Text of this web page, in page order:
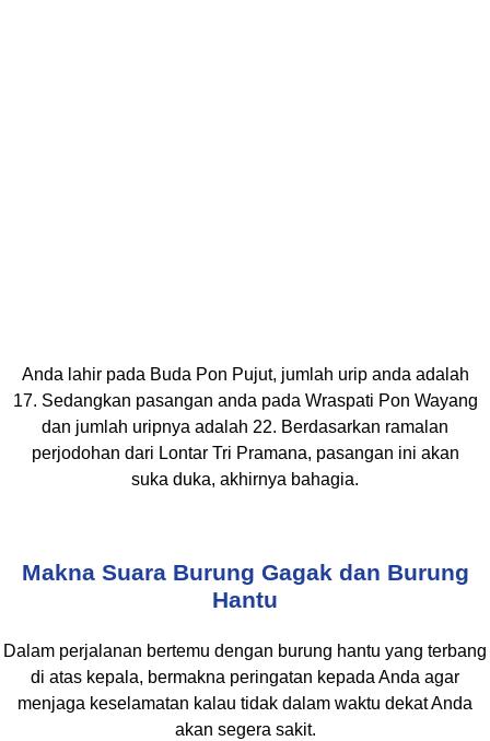
Anda lahir pada Buda Pon Pujut, jumlah urip anda adalah
17. Sedangkan pasangan anda pada Wraspati Pon Wayang
dan jumlah uripnya adalah 22. Berdasarkan ramalan
perjodohan dari Lontar Tri Pramana, pasangan ini akan
suka duka, akhirnya bahagia.
Makna Suara Burung Gagak dan Burung
Hantu
Dalam perjalanan bertemu dengan burung hantu yang terbang
di atas kepala, bermakna peringatan kepada Anda agar
menjaga keselamatan kalau tidak dalam waktu dekat Anda
akan segera sakit.